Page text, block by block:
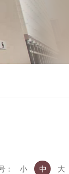
： 小 中 大